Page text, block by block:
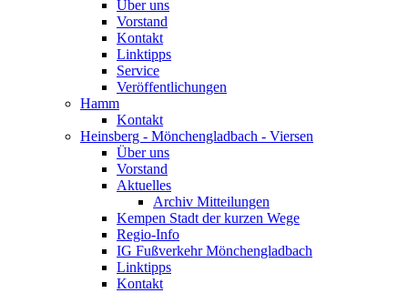
Über uns
Vorstand
Kontakt
Linktipps
Service
Veröffentlichungen
Hamm
Kontakt
Heinsberg - Mönchengladbach - Viersen
Über uns
Vorstand
Aktuelles
Archiv Mitteilungen
Kempen Stadt der kurzen Wege
Regio-Info
IG Fußverkehr Mönchengladbach
Linktipps
Kontakt